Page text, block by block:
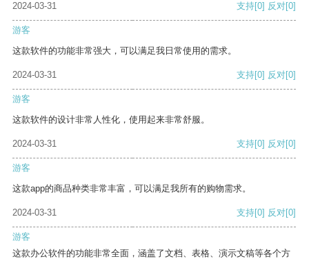
2024-03-31 支持[0] 反对[0]
游客
这款软件的功能非常强大，可以满足我日常使用的需求。
2024-03-31 支持[0] 反对[0]
游客
这款软件的设计非常人性化，使用起来非常舒服。
2024-03-31 支持[0] 反对[0]
游客
这款app的商品种类非常丰富，可以满足我所有的购物需求。
2024-03-31 支持[0] 反对[0]
游客
这款办公软件的功能非常全面，涵盖了文档、表格、演示文稿等各个方